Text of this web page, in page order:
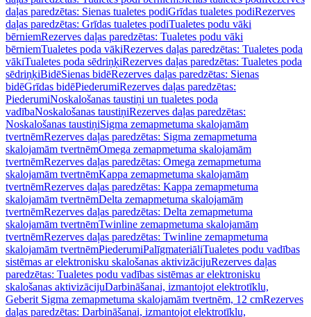
daļas paredzētas: Sienas tualetes podiGrīdas tualetes podiRezerves
daļas paredzētas: Grīdas tualetes podiTualetes podu vāki
bērniemRezerves daļas paredzētas: Tualetes podu vāki
bērniemTualetes poda vākiRezerves daļas paredzētas: Tualetes poda
vākiTualetes poda sēdriņķiRezerves daļas paredzētas: Tualetes poda
sēdriņķiBidēSienas bidēRezerves daļas paredzētas: Sienas
bidēGrīdas bidēPiederumiRezerves daļas paredzētas:
PiederumiNoskalošanas taustiņi un tualetes poda
vadībaNoskalošanas taustiņiRezerves daļas paredzētas:
Noskalošanas taustiņiSigma zemapmetuma skalojamām
tvertnēmRezerves daļas paredzētas: Sigma zemapmetuma
skalojamām tvertnēmOmega zemapmetuma skalojamām
tvertnēmRezerves daļas paredzētas: Omega zemapmetuma
skalojamām tvertnēmKappa zemapmetuma skalojamām
tvertnēmRezerves daļas paredzētas: Kappa zemapmetuma
skalojamām tvertnēmDelta zemapmetuma skalojamām
tvertnēmRezerves daļas paredzētas: Delta zemapmetuma
skalojamām tvertnēmTwinline zemapmetuma skalojamām
tvertnēmRezerves daļas paredzētas: Twinline zemapmetuma
skalojamām tvertnēmPiederumiPalīgmateriāliTualetes podu vadības
sistēmas ar elektronisku skalošanas aktivizācijuRezerves daļas
paredzētas: Tualetes podu vadības sistēmas ar elektronisku
skalošanas aktivizācijuDarbināšanai, izmantojot elektrotīklu,
Geberit Sigma zemapmetuma skalojamām tvertnēm, 12 cmRezerves
daļas paredzētas: Darbināšanai, izmantojot elektrotīklu,